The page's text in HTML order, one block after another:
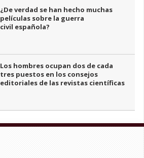
¿De verdad se han hecho muchas
películas sobre la guerra
civil española?
Los hombres ocupan dos de cada
tres puestos en los consejos
editoriales de las revistas científicas